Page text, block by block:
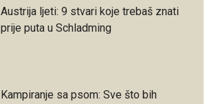
Austrija ljeti: 9 stvari koje trebaš znati
prije puta u Schladming
Kampiranje sa psom: Sve što bih